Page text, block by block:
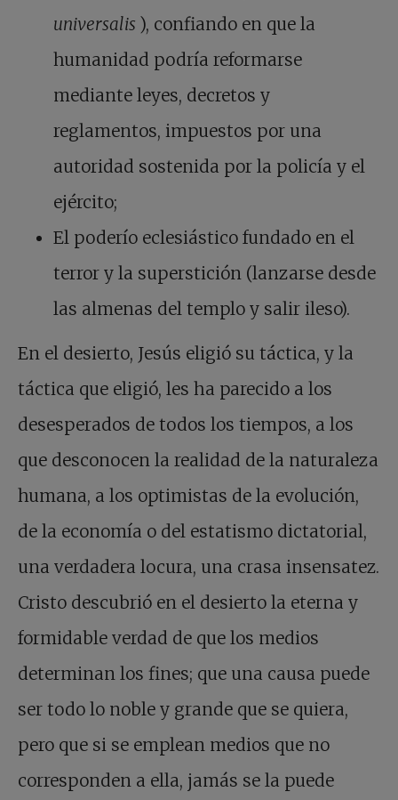
universalis ), confiando en que la
humanidad podría reformarse
mediante leyes, decretos y
reglamentos, impuestos por una
autoridad sostenida por la policía y el
ejército;
El poderío eclesiástico fundado en el
terror y la superstición (lanzarse desde
las almenas del templo y salir ileso).
En el desierto, Jesús eligió su táctica, y la
táctica que eligió, les ha parecido a los
desesperados de todos los tiempos, a los
que desconocen la realidad de la naturaleza
humana, a los optimistas de la evolución,
de la economía o del estatismo dictatorial,
una verdadera locura, una crasa insensatez.
Cristo descubrió en el desierto la eterna y
formidable verdad de que los medios
determinan los fines; que una causa puede
ser todo lo noble y grande que se quiera,
pero que si se emplean medios que no
corresponden a ella, jamás se la puede